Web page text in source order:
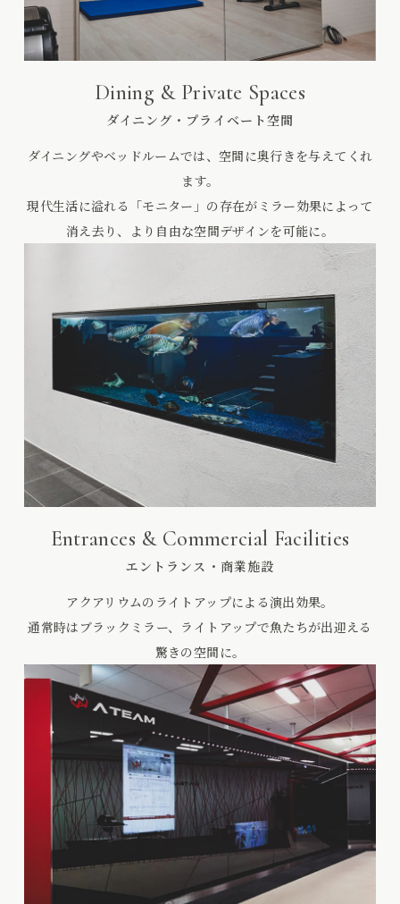
Dining & Private Spaces
ダイニング・プライベート空間
ダイニングやベッドルームでは、空間に奥行きを与えてくれ
ます。
現代生活に溢れる「モニター」の存在がミラー効果によって
消え去り、より自由な空間デザインを可能に。
Entrances & Commercial Facilities
エントランス・商業施設
アクアリウムのライトアップによる演出効果。
通常時はブラックミラー、ライトアップで魚たちが出迎える
驚きの空間に。